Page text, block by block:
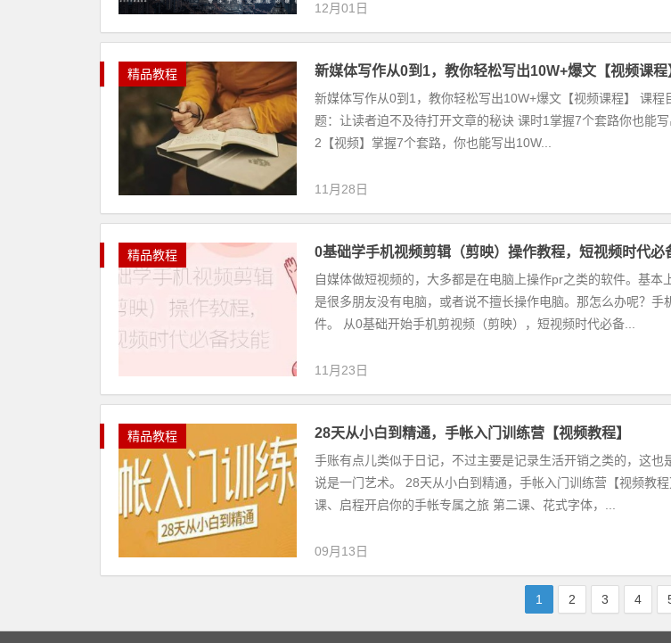
12月01日
精品教程 新媒体写作从0到1，教你轻松写出10W+爆文【视频课程
新媒体写作从0到1，教你轻松写出10W+爆文【视频课程】 课程
题：让读者迫不及待打开文章的秘诀 课时1掌握7个套路你也能
2【视频】掌握7个套路，你也能写出10W...
11月28日
精品教程 0基础学手机视频剪辑（剪映）操作教程，短视频时代必
自媒体做短视频的，大多都是在电脑上操作pr之类的软件。基本
是很多朋友没有电脑，或者说不擅长操作电脑。那怎么办呢？手
件。 从0基础开始手机剪视频（剪映），短视频时代必备...
11月23日
精品教程 28天从小白到精通，手帐入门训练营【视频教程】
手账有点儿类似于日记，不过主要是记录生活开销之类的，这也
说是一门艺术。 28天从小白到精通，手帐入门训练营【视频教
课、启程开启你的手帐专属之旅 第二课、花式字体，...
09月13日
1 2 3 4